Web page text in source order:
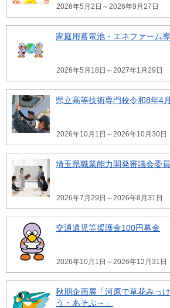
2026年5月2日～2026年9月27日
家庭用蓄電池・エネファーム
2026年5月18日～2027年1月29日
県立高等技術専門校令和8年4
2026年10月1日～2026年10月30日
埼玉県職業能力開発審議会委
2026年7月29日～2026年8月31日
交通遺児等援護金100円募金
2026年10月1日～2026年12月31日
秋期企画展「河原で草花みっ
う・あそぶ～」